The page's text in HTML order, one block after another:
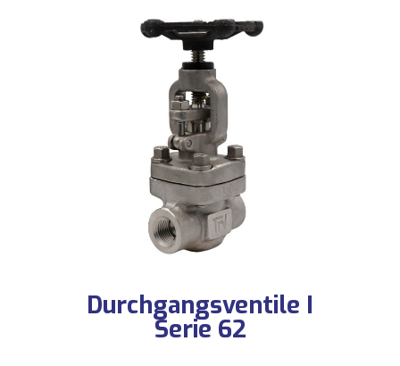
Durchgangsventile I
Serie 62